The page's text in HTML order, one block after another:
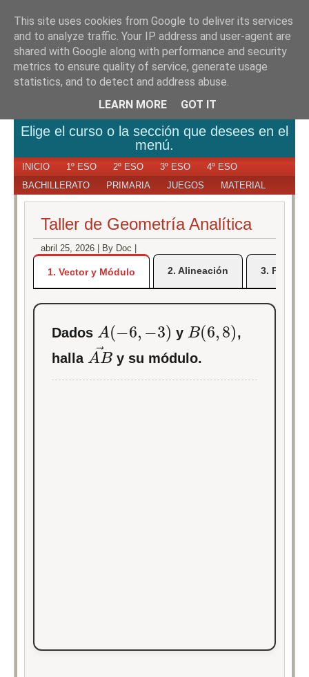
MATEMATIC
AULA
Elige el curso o la sección que desees en el
menú.
INICIO 1º ESO 2º ESO 3º ESO
4º ESO
BACHILLERATO
PRIMARIA JUEGOS MATERIAL
Taller de Geometría Analítica
abril 25, 2026 By Doc
1. Vector y Módulo 2. Alineación 3.
Dados
A (− 6, )
y
B(6, 8)
,
halla
AB
→
y su módulo.
This site uses cookies from Google to deliver its services
and to analyze traffic. Your IP address and user-agent are
shared with Google along with performance and security
metrics to ensure quality of service, generate usage
statistics, and to detect and address abuse.
LEARN MORE
GOT IT